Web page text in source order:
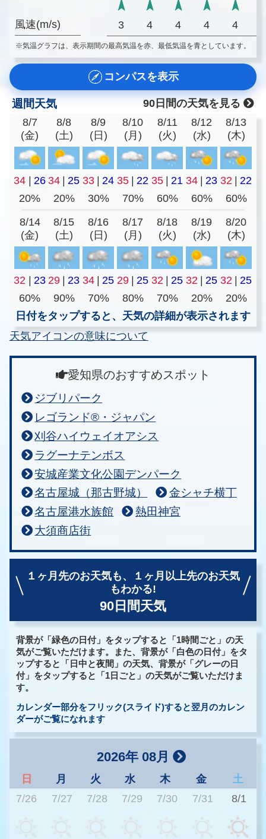
風速(m/s) 3 4 4 4 4
※気温グラフは、表示期間の最高気温を赤、最低気温を青としています。
コンパスを表示
週間天気
90日間の天気を見る
8/7
(金)
8/8
(土)
8/9
(日)
8/10
(月)
8/11
(火)
8/12
(水)
8/13
(木)
34 | 26 34 | 25 33 | 24 35 | 22 35 | 21 34 | 23 32 | 22
20%
20% 30% 70% 60% 60% 60%
8/14
(金)
8/15
(土)
8/16
(日)
8/17
(月)
8/18
(火)
8/19
(水)
8/20
(木)
32 | 23 29 | 23 34 | 25 29 | 25 32 | 25 32 | 25 32 | 25
60%
90% 70% 80% 70% 20%
20%
日付をタップすると、天気の詳細が表示されます
天気アイコンの意味について
愛知県のおすすめスポット
ジブリパーク
レゴランド®・ジャパン
刈谷ハイウェイオアシス
ラグーナテンボス
安城産業文化公園デンパーク
名古屋城（那古野城）
金シャチ横丁
名古屋港水族館
熱田神宮
大須商店街
１ヶ月先のお天気も、
１ヶ月以上先のお天気
もわかる!
90日間天気
背景が「緑色の日付」をタップすると「1時間ごと」の天
気がご覧いただけます。また、背景が「白色の日付」をタ
ップすると「日中と夜間」の天気、背景が「グレーの日
付」をタップすると「1日ごと」の天気がご覧いただけま
す。
カレンダー部分をフリック(スライド)すると翌月のカレン
ダーがご覧になれます
2026年 08月
日 月 火 水 木 金
土
7/26
7/27 7/28 7/29 7/30 7/31 8/1